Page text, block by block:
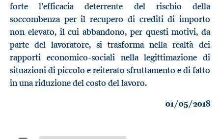
forte l’efficacia deterrente del rischio della
soccombenza per il recupero di crediti di importo
non elevato, il cui abbandono, per questi motivi, da
parte del lavoratore, si trasforma nella realtà dei
rapporti economico-sociali nella legittimazione di
situazioni di piccolo e reiterato sfruttamento e di fatto
in una riduzione del costo del lavoro.
01/05/2018